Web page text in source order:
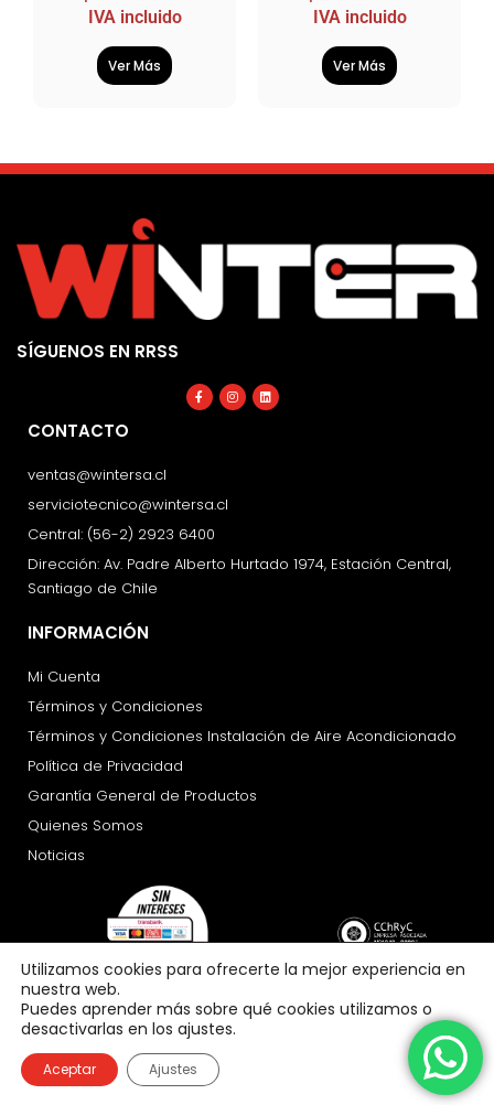
IVA incluido
Ver Más
IVA incluido
Ver Más
SÍGUENOS EN RRSS
Facebook-
f
Instagram
Linkedin
CONTACTO
ventas@wintersa.cl
serviciotecnico@wintersa.cl
Central: (56-2) 2923 6400
Dirección: Av. Padre Alberto Hurtado 1974, Estación Central,
Santiago de Chile
INFORMACIÓN
Mi Cuenta
Términos y Condiciones
Términos y Condiciones Instalación de Aire Acondicionado
Política de Privacidad
Garantía General de Productos
Quienes Somos
Noticias
Copyright 2026 © All rights Reserved. Design by crisdesigns.com
Utilizamos cookies para ofrecerte la mejor experiencia en
nuestra web.
Puedes aprender más sobre qué cookies utilizamos o
desactivarlas en los ajustes.
Aceptar Ajustes